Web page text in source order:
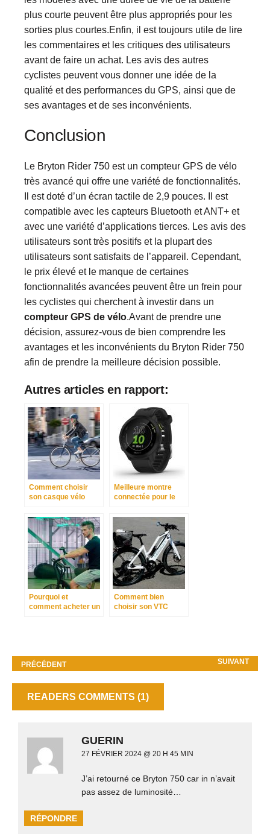
plus courte peuvent être plus appropriés pour les
sorties plus courtes.Enfin, il est toujours utile de lire
les commentaires et les critiques des utilisateurs
avant de faire un achat. Les avis des autres
cyclistes peuvent vous donner une idée de la
qualité et des performances du GPS, ainsi que de
ses avantages et de ses inconvénients.
Conclusion
Le Bryton Rider 750 est un compteur GPS de vélo
très avancé qui offre une variété de fonctionnalités.
Il est doté d’un écran tactile de 2,9 pouces. Il est
compatible avec les capteurs Bluetooth et ANT+ et
avec une variété d’applications tierces. Les avis des
utilisateurs sont très positifs et la plupart des
utilisateurs sont satisfaits de l’appareil. Cependant,
le prix élevé et le manque de certaines
fonctionnalités avancées peuvent être un frein pour
les cyclistes qui cherchent à investir dans un
compteur GPS de vélo.Avant de prendre une
décision, assurez-vous de bien comprendre les
avantages et les inconvénients du Bryton Rider 750
afin de prendre la meilleure décision possible.
Autres articles en rapport:
Comment choisir
son casque vélo
Meilleure montre
connectée pour le
Pourquoi et
comment acheter un
Comment bien
choisir son VTC
PRÉCÉDENT SUIVANT
READERS COMMENTS (1)
GUERIN
27 FÉVRIER 2024 @ 20 H 45 MIN
J’ai retourné ce Bryton 750 car in n’avait
pas assez de luminosité…
RÉPONDRE